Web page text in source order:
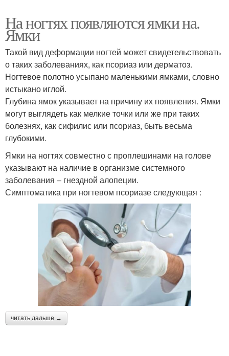
На ногтях появляются ямки на.
Ямки
Такой вид деформации ногтей может свидетельствовать
о таких заболеваниях, как псориаз или дерматоз.
Ногтевое полотно усыпано маленькими ямками, словно
истыкано иглой.
Глубина ямок указывает на причину их появления. Ямки
могут выглядеть как мелкие точки или же при таких
болезнях, как сифилис или псориаз, быть весьма
глубокими.
Ямки на ногтях совместно с проплешинами на голове
указывают на наличие в организме системного
заболевания – гнездной алопеции.
Симптоматика при ногтевом псориазе следующая :
читать дальше →